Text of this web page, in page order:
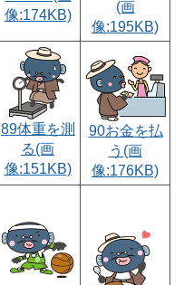
像:174KB)
(画
像:195KB)
89体重を測
る(画
像:151KB)
90お金を払
う(画
像:176KB)